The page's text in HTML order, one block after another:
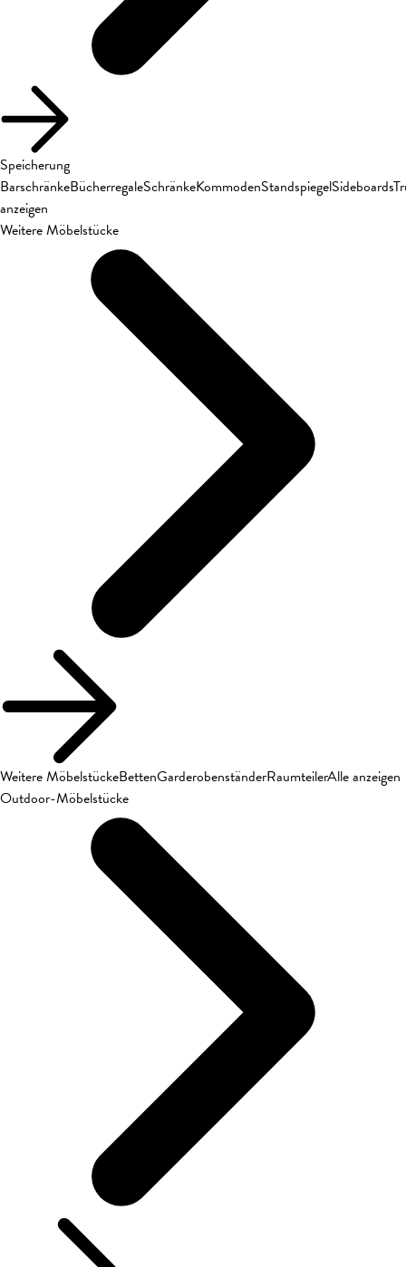
Speicherung
BarschränkeBücherregaleSchränkeKommodenStandspiegelSideboards
anzeigen
Weitere Möbelstücke
Weitere MöbelstückeBettenGarderobenständerRaumteilerAlle anzeigen
Outdoor-Möbelstücke